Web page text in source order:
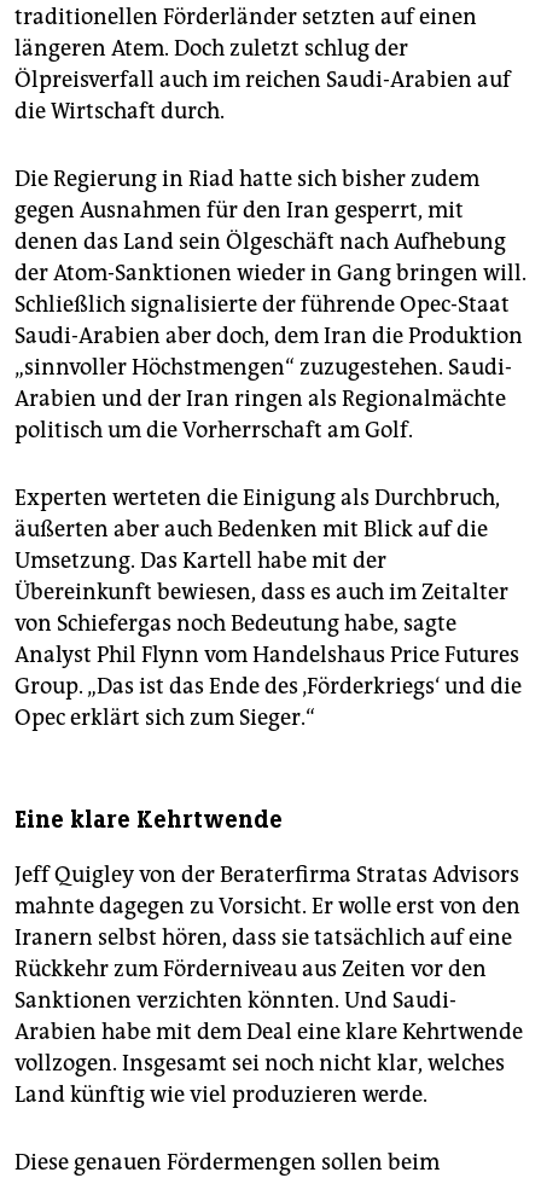
traditionellen Förderländer setzten auf einen
längeren Atem. Doch zuletzt schlug der
Ölpreisverfall auch im reichen Saudi-Arabien auf
die Wirtschaft durch.
Die Regierung in Riad hatte sich bisher zudem
gegen Ausnahmen für den Iran gesperrt, mit
denen das Land sein Ölgeschäft nach Aufhebung
der Atom-Sanktionen wieder in Gang bringen will.
Schließlich signalisierte der führende Opec-Staat
Saudi-Arabien aber doch, dem Iran die Produktion
„sinnvoller Höchstmengen“ zuzugestehen. Saudi-
Arabien und der Iran ringen als Regionalmächte
politisch um die Vorherrschaft am Golf.
Experten werteten die Einigung als Durchbruch,
äußerten aber auch Bedenken mit Blick auf die
Umsetzung. Das Kartell habe mit der
Übereinkunft bewiesen, dass es auch im Zeitalter
von Schiefergas noch Bedeutung habe, sagte
Analyst Phil Flynn vom Handelshaus Price Futures
Group. „Das ist das Ende des ‚Förderkriegs‘ und die
Opec erklärt sich zum Sieger.“
Eine klare Kehrtwende
Jeff Quigley von der Beraterfirma Stratas Advisors
mahnte dagegen zu Vorsicht. Er wolle erst von den
Iranern selbst hören, dass sie tatsächlich auf eine
Rückkehr zum Förderniveau aus Zeiten vor den
Sanktionen verzichten könnten. Und Saudi-
Arabien habe mit dem Deal eine klare Kehrtwende
vollzogen. Insgesamt sei noch nicht klar, welches
Land künftig wie viel produzieren werde.
Diese genauen Fördermengen sollen beim